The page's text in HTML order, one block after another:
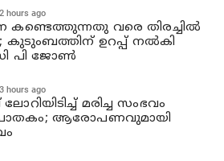
2 hours ago
കണ്ടെത്തുന്നതു വരെ തിരച്ചില്‍
കുടുംബത്തിന് ഉറപ്പ് നല്‍കി
സി പി ജോണ്‍
3 hours ago
മരിച്ച സംഭവം
ആരോപണവുമായി